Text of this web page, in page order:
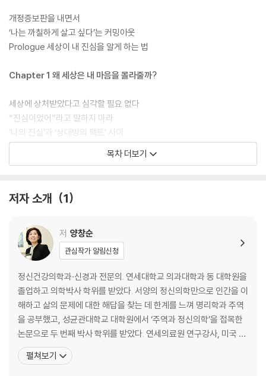
개정증보판을 내면서
‘나는 까칠하게 살고 싶다’는 커밍아웃
Prologue 세상이 내 진심을 알게 하는 법
Chapter 1 왜 세상은 내 마음을 몰라줄까?
세상에 상처받았다고 심각할 필요 없다
“진심이었어”라고 말하지 마라
‘나의 진실’과 ‘상대방의 팩트’ 사이
거짓을 어디까지 들추어내야 할까?
남에게 하는 조언을 나에게는 못하는 이유
Chapter 2 마음 가는 대로 살아라
나의 내면을 직시하기란 죽기보다 힘든 일이다
감정은 나의 힘
나는 어떤 사람인가? 성격의 보편적 유형들
공감의 출발점 스스로와 화해하기
왜 변화를 두려워하는가?
인생이란 말하는 대로 되어간다
감정의 질식 상태에서 벗어나려면
우리에게 진짜는 지금뿐이다
목차 더보기
저자 소개 1
저 양창순
관심작가 알림신청
정신건강의학과·신경과 전문의. 연세대학교 의과대학과 동 대학원을
졸업하고 의학박사 학위를 받았다. 서양의 정신의학만으로 인간을 이
해하고 삶의 문제에 대한 해답을 찾는 데 한계를 느껴 명리학과 주역
을 공부했고, 성균관대학교 대학원에서 ‘주역과 정신의학’을 접목한
논문으로 두 번째 박사 학위를 받았다. 연세의료원 연구강사, 미국 H
ARBOR UCLA 정신의학과 방문교수, 서울백제병원 부원장 등을 거
쳐, ㈜마인드앤컴퍼니, 양창순 정신건강의학과를 운영하고 있다. 연
펼쳐보기